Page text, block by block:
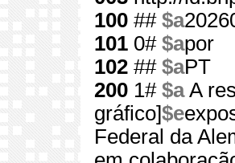
100 ## $a
101 0# $apor
102 ## $aPT
200 1# $aA
gráfico]$e
Federal da